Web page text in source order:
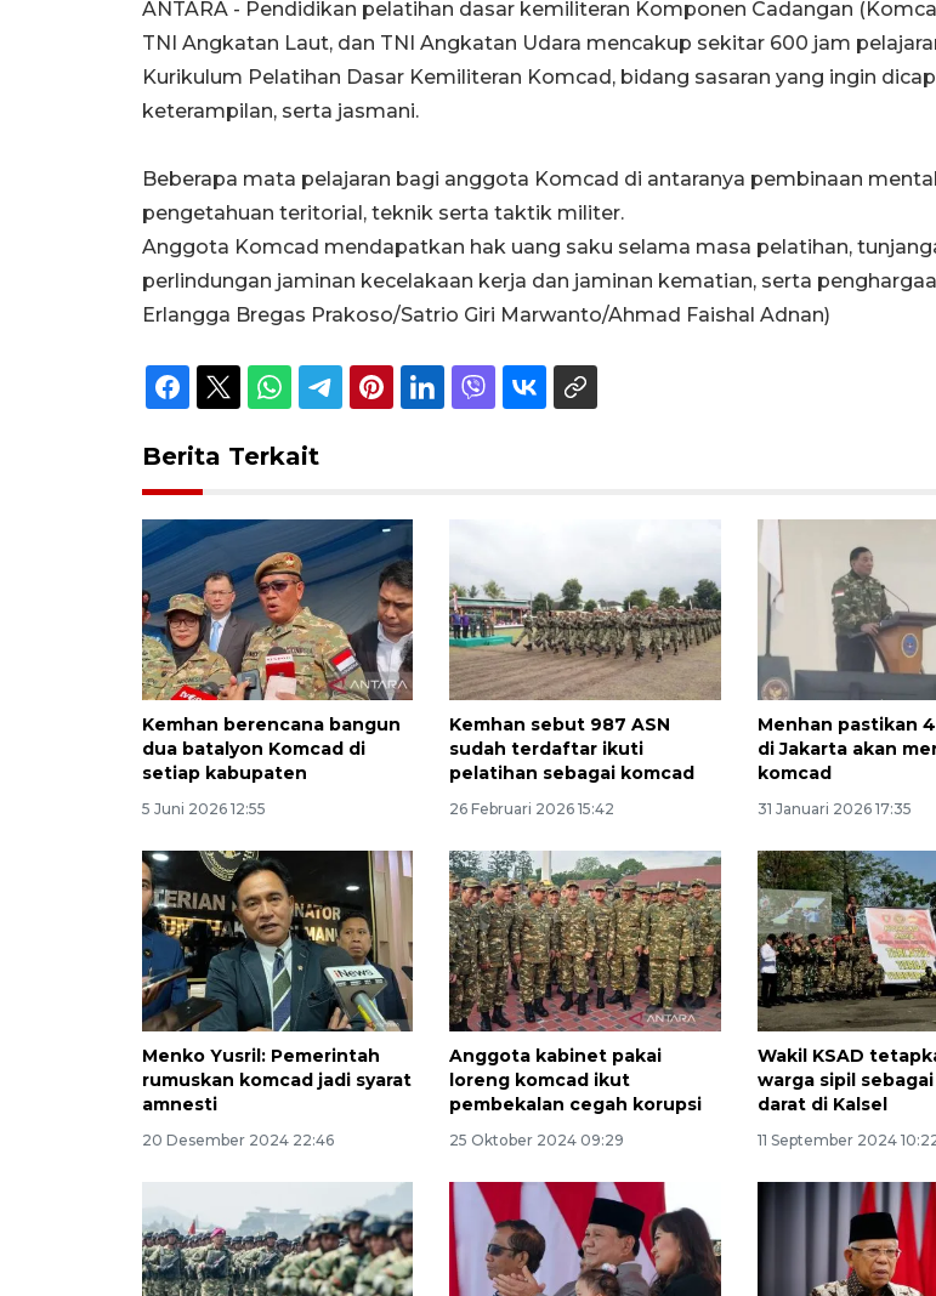
ANTARA - Pendidikan pelatihan dasar kemiliteran Komponen Cadangan
TNI Angkatan Laut, dan TNI Angkatan Udara mencakup sekitar 600 jam
Kurikulum Pelatihan Dasar Kemiliteran Komcad, bidang sasaran yang ingin
keterampilan, serta jasmani.
Beberapa mata pelajaran bagi anggota Komcad di antaranya pembinaan
pengetahuan teritorial, teknik serta taktik militer.
Anggota Komcad mendapatkan hak uang saku selama masa pelatihan,
perlindungan jaminan kecelakaan kerja dan jaminan kematian, serta
Erlangga Bregas Prakoso/Satrio Giri Marwanto/Ahmad Faishal Adnan)
Berita Terkait
Kemhan berencana bangun
dua batalyon Komcad di
setiap kabupaten
5 Juni 2026 12:55
Kemhan sebut 987 ASN
sudah terdaftar ikuti
pelatihan sebagai komcad
26 Februari 2026 15:42
Menhan pastikan
di Jakarta akan
komcad
31 Januari 2026 17:35
Menko Yusril: Pemerintah
rumuskan komcad jadi syarat
amnesti
20 Desember 2024 22:46
Anggota kabinet pakai
loreng komcad ikut
pembekalan cegah korupsi
25 Oktober 2024 09:29
Wakil KSAD
warga sipil
darat di Kalsel
11 September 2024